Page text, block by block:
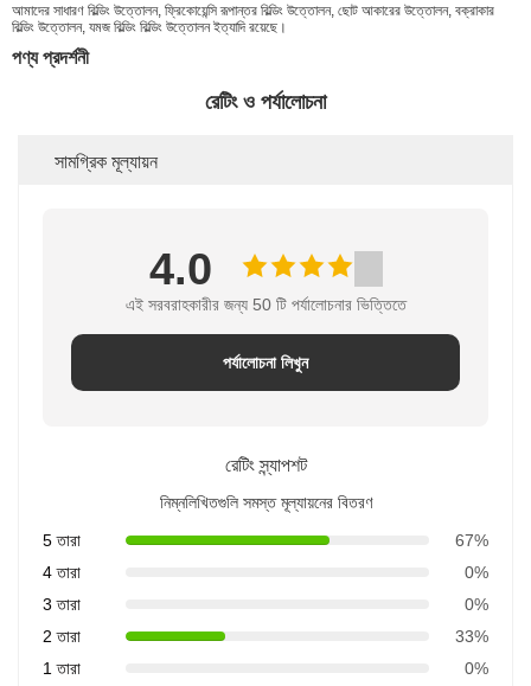
আমাদের সাধারণ বিল্ডিং উত্তোলন, ফ্রিকোয়েন্সি রূপান্তর বিল্ডিং উত্তোলন, ছোট আকারের উত্তোলন, বক্রাকার
বিল্ডিং উত্তোলন, যমজ বিল্ডিং বিল্ডিং উত্তোলন ইত্যাদি রয়েছে।
পণ্য প্রদর্শনী
রেটিং ও পর্যালোচনা
সামগ্রিক মূল্যায়ন
4.0
এই সরবরাহকারীর জন্য 50 টি পর্যালোচনার ভিত্তিতে
পর্যালোচনা লিখুন
রেটিং স্ন্যাপশট
নিম্নলিখিতগুলি সমস্ত মূল্যায়নের বিতরণ
5 তারা
67%
4 তারা
0%
3 তারা
0%
2 তারা
33%
1 তারা
0%